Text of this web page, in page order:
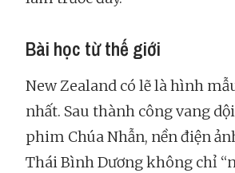
Bài học từ thế giới
New Zealand có lẽ là hình
nhất. Sau thành công vang
phim Chúa Nhẫn, nền điện
Thái Bình Dương không chỉ